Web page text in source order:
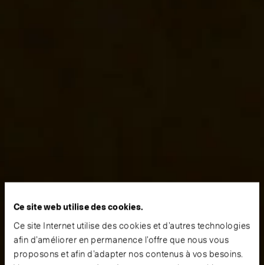
Ce site web utilise des cookies.
Ce site Internet utilise des cookies et d’autres technologies
afin d’améliorer en permanence l’offre que nous vous
proposons et afin d’adapter nos contenus à vos besoins.